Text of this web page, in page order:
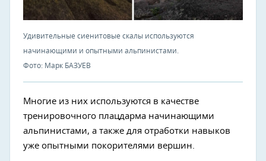
Удивительные сиенитовые скалы используются
начинающими и опытными альпинистами.
Фото: Марк БАЗУЕВ
Многие из них используются в качестве
тренировочного плацдарма начинающими
альпинистами, а также для отработки навыков
уже опытными покорителями вершин.